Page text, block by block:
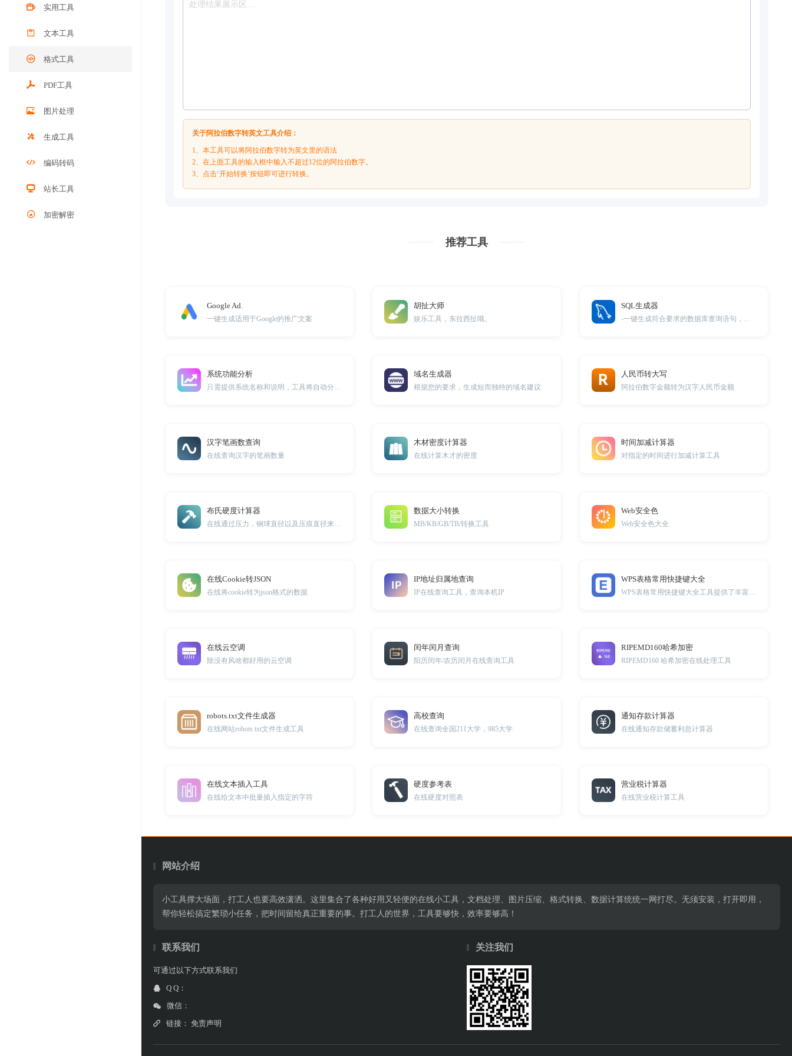
实用工具
文本工具
格式工具
PDF工具
图片处理
生成工具
编码转码
站长工具
加密解密
关于阿拉伯数字转英文工具介绍：
1、本工具可以将阿拉伯数字转为英文里的语法
2、在上面工具的输入框中输入不超过12位的阿拉伯数字。
3、点击‘开始转换’按钮即可进行转换。
推荐工具
Google Ad.
一键生成适用于Google的推广文案
胡扯大师
娱乐工具，东拉西扯哦。
SQL生成器
系统功能分析 域名生成器
根据您的要求，生成短而独特的域名建议
人民币转大写
阿拉伯数字金额转为汉字人民币金额
汉字笔画数查询
在线查询汉字的笔画数量
木材密度计算器
在线计算木才的密度
时间加减计算器
对指定的时间进行加减计算工具
布氏硬度计算器 数据大小转换
MB/KB/GB/TB/转换工具
Web安全色
Web安全色大全
在线Cookie转JSON
在线将cookie转为json格式的数据
IP地址归属地查询
IP在线查询工具，查询本机IP
WPS表格常用快捷键大全
在线云空调
除没有风啥都好用的云空调
闰年闰月查询
阳历闰年/农历闰月在线查询工具
RIPEMD160哈希加密
RIPEMD160 哈希加密在线处理工具
robots.txt文件生成器
在线网站robots.txt文件生成工具
高校查询
在线查询全国211大学，985大学
通知存款计算器
在线通知存款储蓄利息计算器
在线文本插入工具
在线给文本中批量插入指定的字符
硬度参考表
在线硬度对照表
营业税计算器
在线营业税计算工具
网站介绍
小工具撑大场面，打工人也要高效潇洒。这里集合了各种好用又轻便的在线小工具，文档处理、图片压缩、格式转换、数据计算统统一网打尽。无须安装，打开即用，
帮你轻松搞定繁琐小任务，把时间留给真正重要的事。打工人的世界，工具要够快，效率要够高！
关注我们
联系我们
可通过以下方式联系我们
Q Q：
微信：
链接： 免责声明